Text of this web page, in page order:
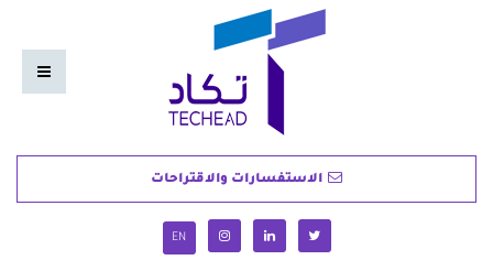
الاستفسارات والاقتراحات
EN